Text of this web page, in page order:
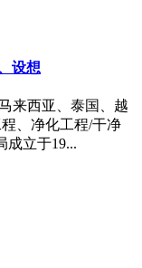
设想
来西亚、泰国、越
、净化工程/干净
成立于19...